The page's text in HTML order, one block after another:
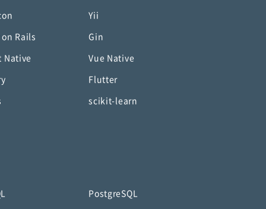
Yii
on Rails Gin
Native Vue Native
Flutter
scikit-learn
PostgreSQL